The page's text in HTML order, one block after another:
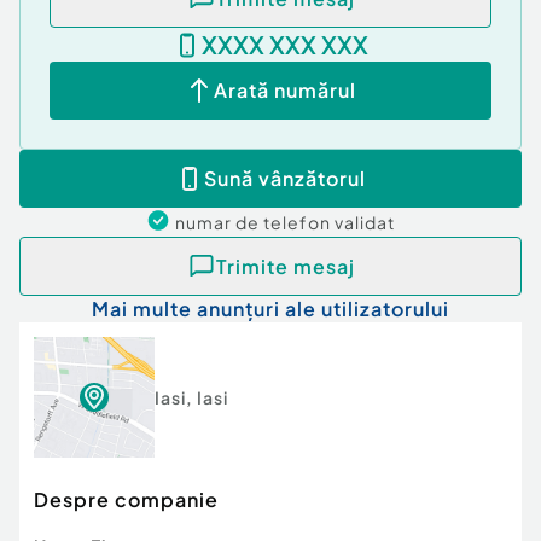
Comision cumpărător:100%
XXXX XXX XXX
Arată numărul
Sună vânzătorul
numar de telefon validat
Trimite mesaj
Mai multe anunțuri ale utilizatorului
Iasi, Iasi
Despre companie